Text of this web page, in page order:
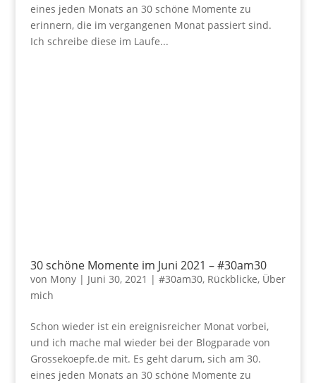
eines jeden Monats an 30 schöne Momente zu
erinnern, die im vergangenen Monat passiert sind.
Ich schreibe diese im Laufe...
30 schöne Momente im Juni 2021 – #30am30
von Mony| Juni 30, 2021 | #30am30, Rückblicke, Über
mich
Schon wieder ist ein ereignisreicher Monat vorbei,
und ich mache mal wieder bei der Blogparade von
Grossekoepfe.de mit. Es geht darum, sich am 30.
eines jeden Monats an 30 schöne Momente zu